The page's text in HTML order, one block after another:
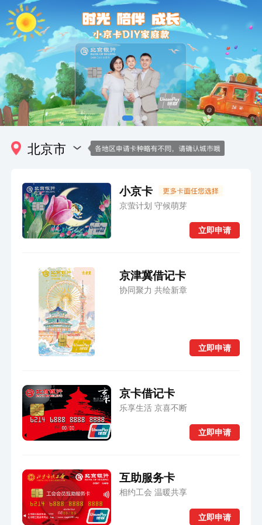
北京市
小京卡
京萤计划 守候萌芽
立即申请
京津冀借记卡
协同聚力 共绘新章
立即申请
京卡借记卡
乐享生活 京喜不断
立即申请
互助服务卡
相约工会 温暖共享
立即申请